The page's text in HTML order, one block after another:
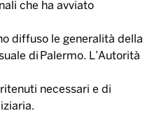
che ha avviato
diffuso le generalità della
di Palermo. L’Autorità
necessari e di